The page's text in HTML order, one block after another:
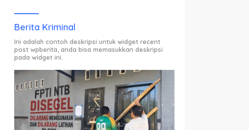
ODP.
Berita Kriminal
Ini adalah contoh deskripsi untuk widget recent
post wpberita, anda bisa memasukkan deskripsi
pada widget ini.